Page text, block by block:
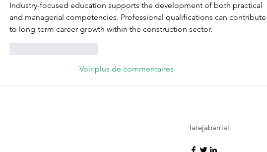
Industry-focused education supports the development of both practical
and managerial competencies. Professional qualifications can contribute
to long-term career growth within the construction sector.
Voir plus de commentaires
latejabarrial